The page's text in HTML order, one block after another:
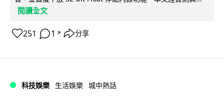
閱讀全文
251 1 ↗ 分享
科技娛樂 生活娛樂 城中熱話